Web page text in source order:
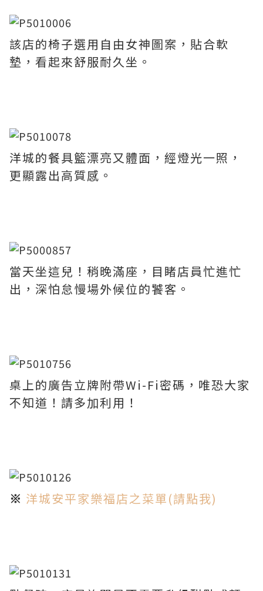
該店的椅子選用自由女神圖案，貼合軟
墊，看起來舒服耐久坐。
洋城的餐具籃漂亮又體面，經燈光一照，
更顯露出高質感。
當天坐這兒！稍晚滿座，目睹店員忙進忙
出，深怕怠慢場外候位的饕客。
桌上的廣告立牌附帶Wi-Fi密碼，唯恐大家
不知道！請多加利用！
※ 洋城安平家樂福店之菜單(請點我)